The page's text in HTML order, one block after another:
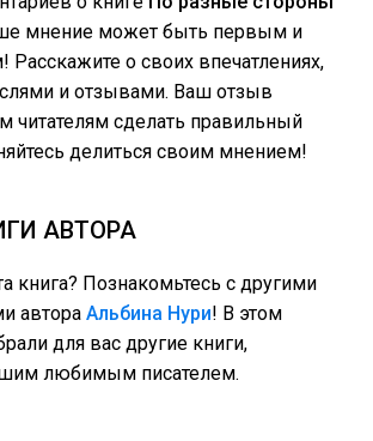
мнение может быть первым и
о своих впечатлениях,
и отзывами. Ваш отзыв
читателям сделать правильный
делиться своим мнением!
АВТОРА
книга? Познакомьтесь с другими
автора Альбина Нури! В этом
для вас другие книги,
любимым писателем.